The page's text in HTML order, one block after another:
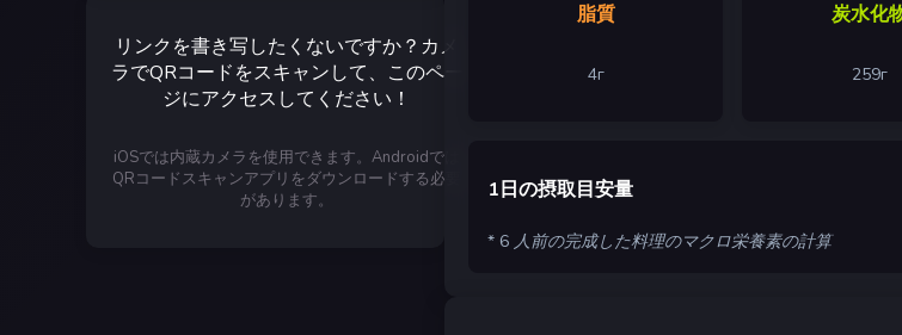
リンクを書き写したくないですか？カメ
ラでQRコードをスキャンして、このペー
ジにアクセスしてください！
iOSでは内蔵カメラを使用できます。Androidでは
QRコードスキャンアプリをダウンロードする必要
があります。
脂質
4г
炭水化
259г
1日の摂取目安量
* 6 人前の完成した料理のマクロ栄養素の計算